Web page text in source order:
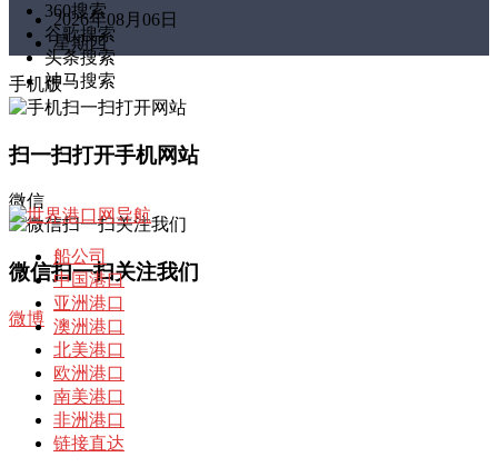
2026年08月06日
星期四
360搜索
谷歌搜索
头条搜索
神马搜索
手机版
扫一扫打开手机网站
微信
微信扫一扫关注我们
微博
船公司
中国港口
亚洲港口
澳洲港口
北美港口
欧洲港口
南美港口
非洲港口
链接直达